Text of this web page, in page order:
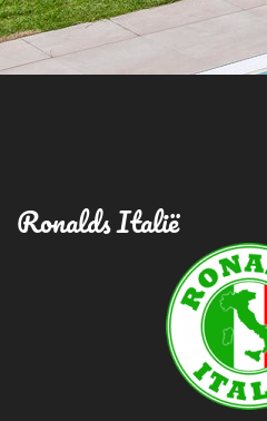
Ronalds Italië